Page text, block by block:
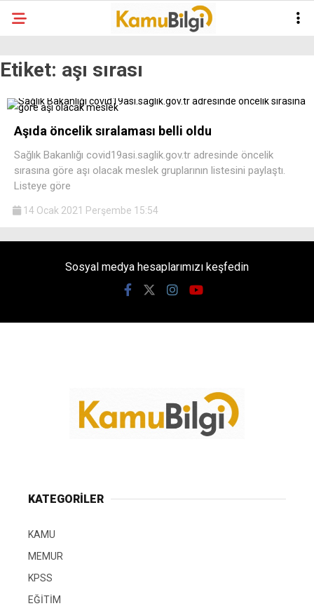
Etiket: aşı sırası
Aşıda öncelik sıralaması belli oldu
Sağlık Bakanlığı covid19asi.saglik.gov.tr adresinde öncelik
sırasına göre aşı olacak meslek gruplarının listesini paylaştı.
Listeye göre
14 Ocak 2021 Perşembe 15:54
Sosyal medya hesaplarımızı keşfedin
KATEGORİLER
KAMU
MEMUR
KPSS
EĞİTİM